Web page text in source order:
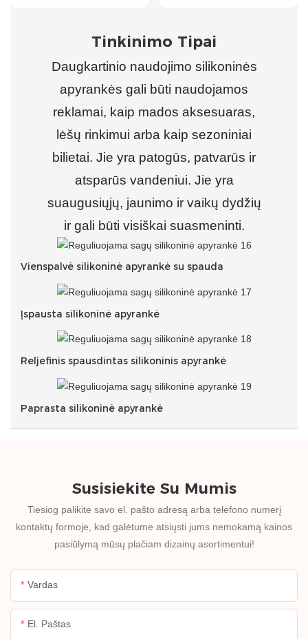
Tinkinimo Tipai
Daugkartinio naudojimo silikoninės
apyrankės gali būti naudojamos
reklamai, kaip mados aksesuaras,
lėšų rinkimui arba kaip sezoniniai
bilietai. Jie yra patogūs, patvarūs ir
atsparūs vandeniui. Jie yra
suaugusiųjų, jaunimo ir vaikų dydžių
ir gali būti visiškai suasmeninti.
Vienspalvė silikoninė apyrankė su spauda
Įspausta silikoninė apyrankė
Reljefinis spausdintas silikoninis apyrankė
Paprasta silikoninė apyrankė
Susisiekite Su Mumis
Tiesiog palikite savo el. pašto adresą arba telefono numerį
kontaktų formoje, kad galėtume atsiųsti jums nemokamą kainos
pasiūlymą mūsų plačiam dizainų asortimentui!
Vardas
El. Paštas